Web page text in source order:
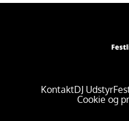
KontaktDJ Udstyr
Cookie og